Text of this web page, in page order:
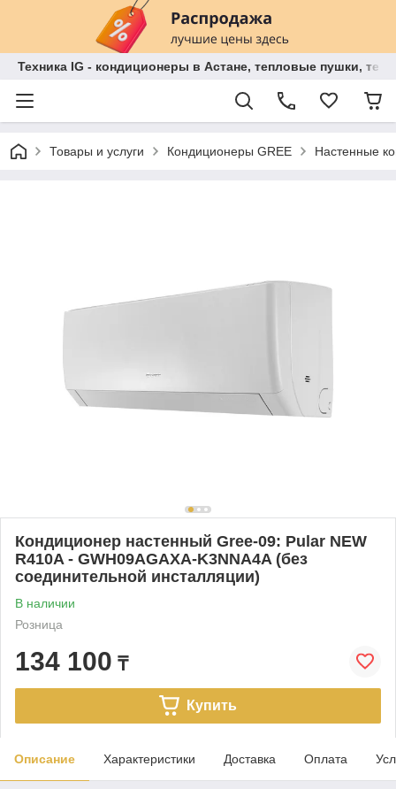
Техника IG - кондиционеры в Астане, тепловые пушки,
Товары и услуги Кондиционеры GREE Настенные
Кондиционер настенный Gree-09: Pular NEW
R410A - GWH09AGAXA-K3NNA4A (без
соединительной инсталляции)
В наличии
Розница
134 100 ₸
Купить
Описание Характеристики Доставка Оплата